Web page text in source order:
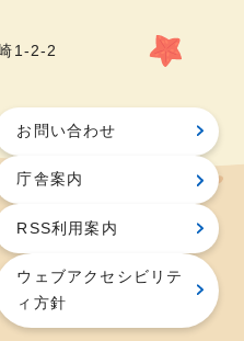
1-2-2
お問い合わせ
庁舎案内
RSS利用案内
ウェブアクセシビリテ
ィ方針